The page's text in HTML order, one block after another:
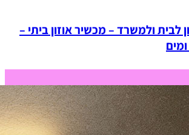
לבית ולמשרד – מכשיר אוזון ביתי –